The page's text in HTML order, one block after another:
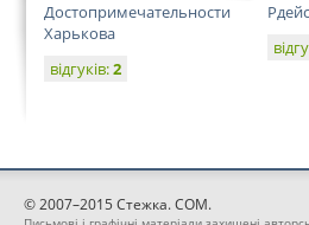
Достопримечательности
Харькова
відгуків:2
© 2007–2015 Стежка. COM.